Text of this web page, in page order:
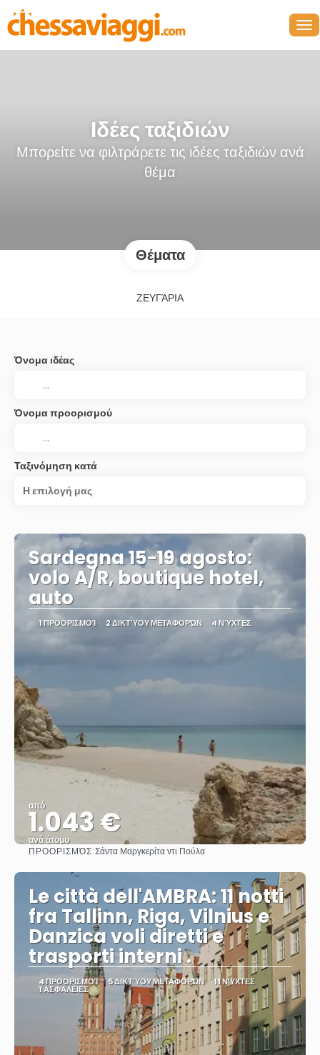
Ιδέες ταξιδιών
Μπορείτε να φιλτράρετε τις ιδέες ταξιδιών ανά
θέμα
Θέματα
ΖΕΥΓΆΡΙΑ
Όνομα ιδέας
Όνομα προορισμού
Ταξινόμηση κατά
Η επιλογή μας
Sardegna 15-19 agosto:
volo A/R, boutique hotel,
auto
1 ΠΡΟΟΡΙΣΜΟΊ 2 ΔΙΚΤΎΟΥ ΜΕΤΑΦΟΡΏΝ 4 ΝΎΧΤΕΣ
από
1.043 €
ανά άτομο
Βλέπω
ΠΡΟΟΡΙΣΜΌΣ:Σάντα Μαργκερίτα ντι Πούλα
Le città dell'AMBRA: 11 notti
fra Tallinn, Riga, Vilnius e
Danzica voli diretti e
trasporti interni .
4 ΠΡΟΟΡΙΣΜΟΊ 5 ΔΙΚΤΎΟΥ ΜΕΤΑΦΟΡΏΝ 11 ΝΎΧΤΕΣ
1 ΑΣΦΆΛΕΙΕΣ